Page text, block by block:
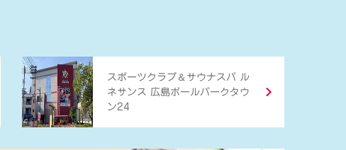
スポーツクラブ ＆ サウナスパ ル
ネサンス 広島ボールパークタウ
ン24